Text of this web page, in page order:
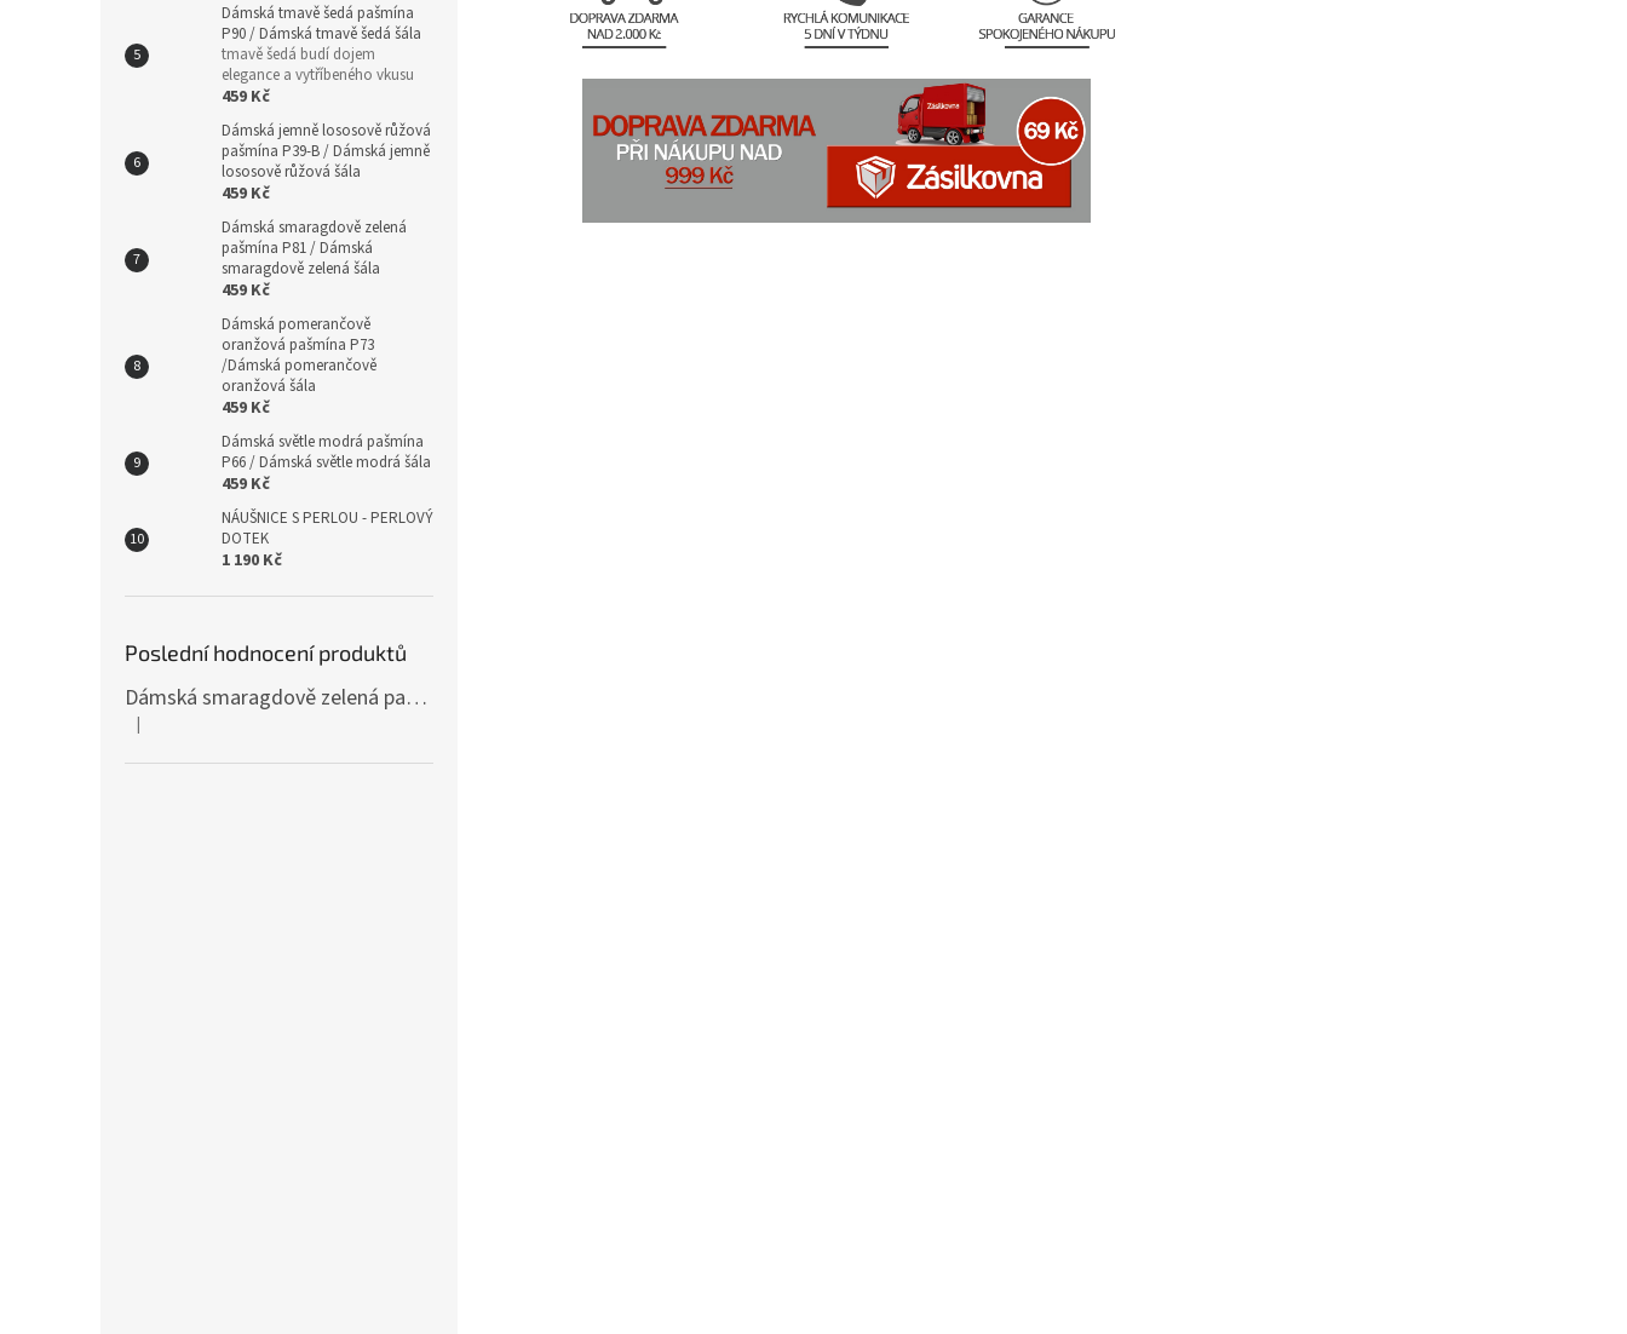
Dámská tmavě šedá pašmína
P90 / Dámská tmavě šedá šála
tmavě šedá budí dojem
elegance a vytříbeného vkusu
459 Kč
Dámská jemně lososově růžová
pašmína P39-B / Dámská jemně
lososově růžová šála
459 Kč
Dámská smaragdově zelená
pašmína P81 / Dámská
smaragdově zelená šála
459 Kč
Dámská pomerančově
oranžová pašmína P73
/Dámská pomerančově
oranžová šála
459 Kč
Dámská světle modrá pašmína
P66 / Dámská světle modrá šála
459 Kč
NÁUŠNICE S PERLOU - PERLOVÝ
DOTEK
1 190 Kč
Poslední hodnocení produktů
Dámská smaragdově zelená pašmína P81 / Dámská smaragdově zelená šála
Hodnocení produktu je 4 z 5 hvězdiček.
|